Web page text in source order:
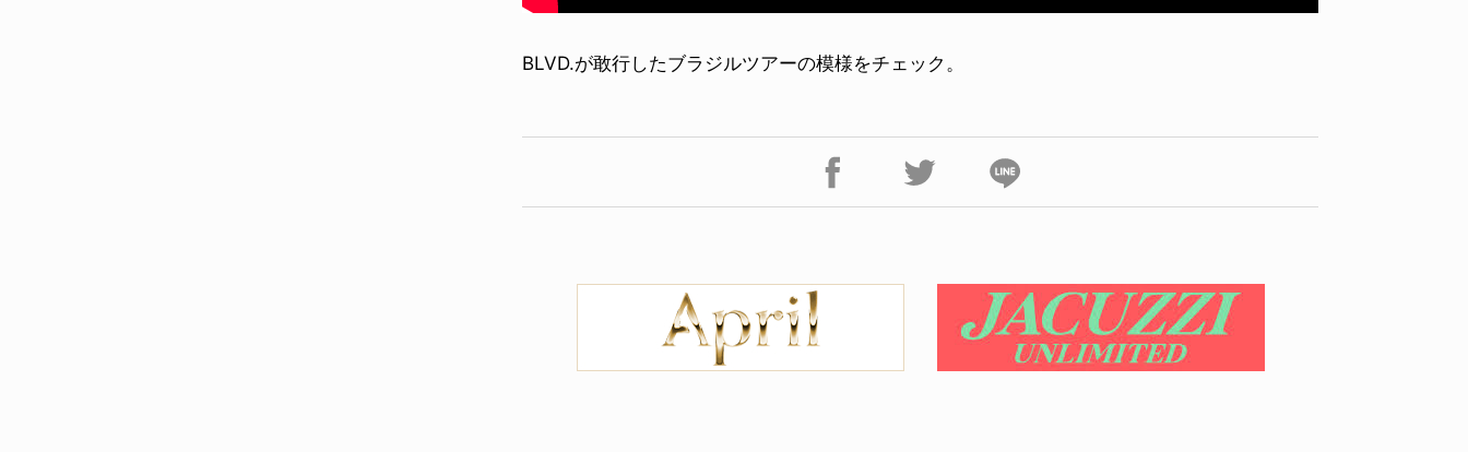
BLVD.が敢行したブラジルツアーの模様をチェック。